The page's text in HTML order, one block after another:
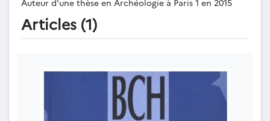
Auteur d'une thèse en Archéologie à Paris 1 en 2015
Articles (1)